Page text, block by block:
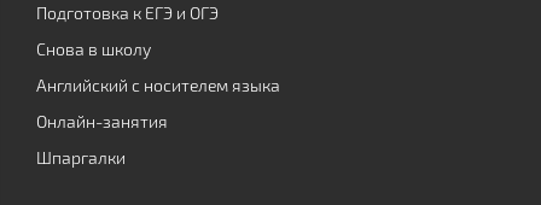
Подготовка к ЕГЭ и ОГЭ
Снова в школу
Английский с носителем языка
Онлайн-занятия
Шпаргалки